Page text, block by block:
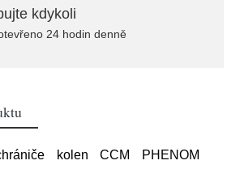
kdykoli
24 hodin denně
kolen CCM PHENOM